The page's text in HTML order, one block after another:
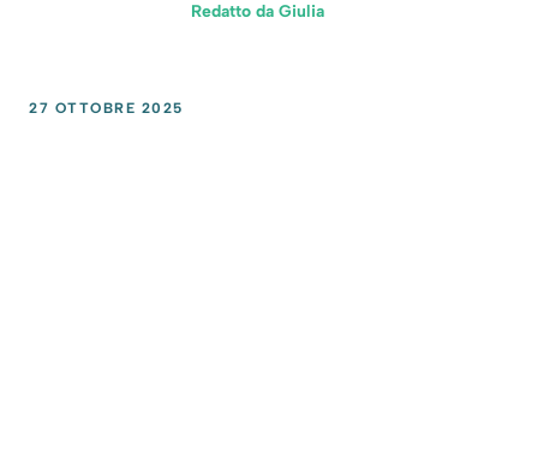
Redatto da Giulia
27 OTTOBRE 2025